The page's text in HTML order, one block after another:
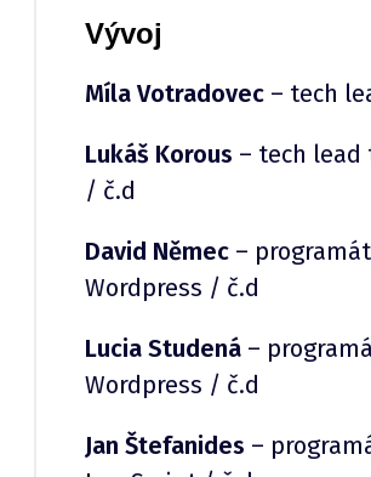
Vývoj
Míla Votradovec – tech
Lukáš Korous – tech lead
/ č.d
David Němec –
Wordpress / č.d
Lucia Studená –
Wordpress / č.d
Jan Štefanides –